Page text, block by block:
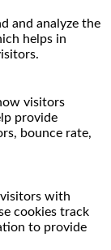
and analyze the
helps in
visitors
provide
bounce rate,
with
cookies track
to provide